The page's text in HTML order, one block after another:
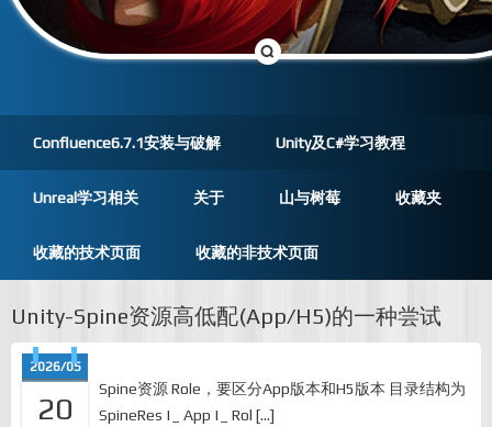
Confluence6.7.1安装与破解 Unity及C#学习教程
Unreal学习相关 关于 山与树莓 收藏夹
收藏的技术页面 收藏的非技术页面
Unity-Spine资源高低配(App/H5)的一种尝试
2026/05
20
Spine资源 Role，要区分App版本和H5版本 目录结构为
SpineRes |_ App |_ Rol […]